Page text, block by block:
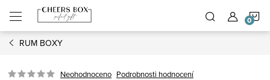
obsah
RUM BOXY
Neohodnoceno Podrobnosti hodnocení